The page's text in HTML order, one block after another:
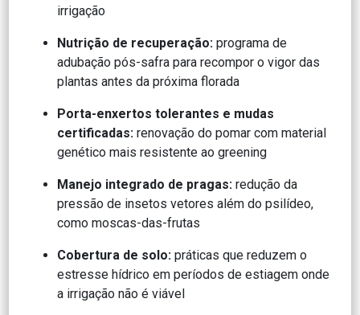
irrigação
Nutrição de recuperação: programa de
adubação pós-safra para recompor o vigor das
plantas antes da próxima florada
Porta-enxertos tolerantes e mudas
certificadas: renovação do pomar com material
genético mais resistente ao greening
Manejo integrado de pragas: redução da
pressão de insetos vetores além do psilídeo,
como moscas-das-frutas
Cobertura de solo: práticas que reduzem o
estresse hídrico em períodos de estiagem onde
a irrigação não é viável